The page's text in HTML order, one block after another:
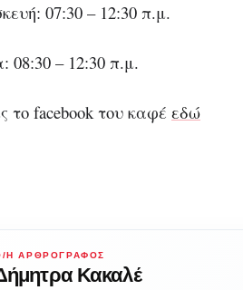
07:30 – 12:30 π.μ.
08:30 – 12:30 π.μ.
το facebook του καφέ εδώ
Η ΑΡΘΡΟΓΡΆΦΟΣ
Κακαλέ